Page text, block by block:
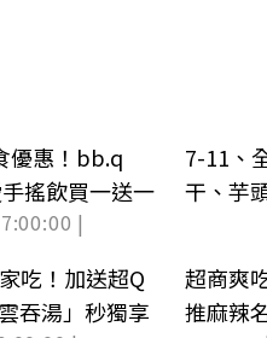
優惠！bb.q
搖飲買一送一
|
7-11、
干、芋
吃！加送超Q
吞湯」秒獨享
超商爽
推麻辣